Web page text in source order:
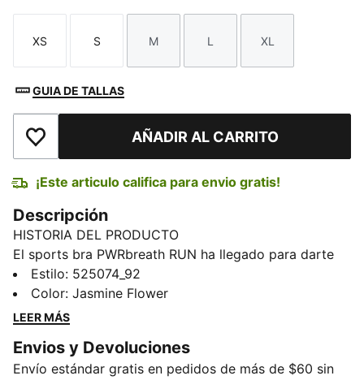
Talla
XS
Talla
S
Talla
M
Talla
L
Talla
XL
GUIA DE TALLAS
Añadir a la lista de deseosAÑADIR AL CARRITO
¡Este articulo califica para envio gratis!
Descripción
HISTORIA DEL PRODUCTO
El sports bra PWRbreath RUN ha llegado para darte
apoyo en tus ejercicios más intensos. Fabricado con
tecnología PUMA que absorbe la humedad y te
mantiene seca, esta prenda le gana a tu entrenamiento
CARACTERÍSTICAS Y BENEFICIOS
dryCELL: Tecnología de alto rendimiento, diseñada
Estilo: 525074_92
Color: Jasmine Flower
LEER MÁS
Envios y Devoluciones
Envío estándar gratis en pedidos de más de $60 sin